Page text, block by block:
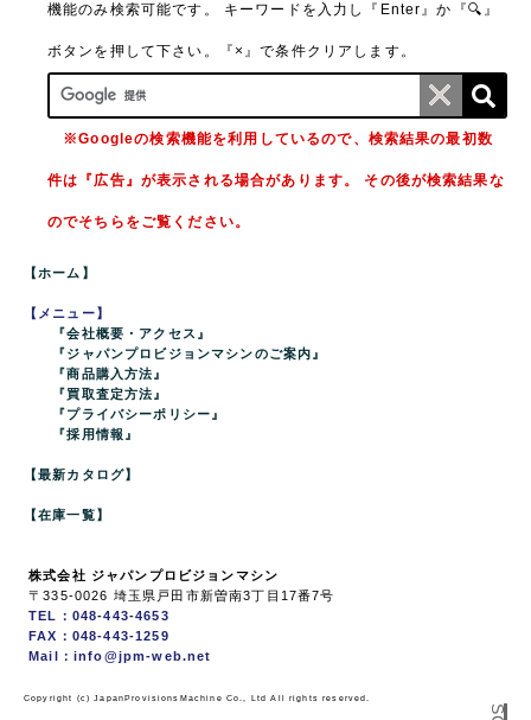
機能のみ検索可能です。 キーワードを入力し『Enter』か『🔍』
ボタンを押して下さい。『×』で条件クリアします。
※Googleの検索機能を利用しているので、検索結果の最初数
件は『広告』が表示される場合があります。 その後が検索結果な
のでそちらをご覧ください。
【ホーム】
【メニュー】
『会社概要・アクセス』
『ジャパンプロビジョンマシンのご案内』
『商品購入方法』
『買取査定方法』
『プライバシーポリシー』
『採用情報』
【最新カタログ】
【在庫一覧】
株式会社 ジャパンプロビジョンマシン
〒335-0026 埼玉県戸田市新曽南3丁目17番7号
TEL：048-443-4653
FAX：048-443-1259
Mail：info@jpm-web.net
Copyright (c) JapanProvisionsMachine Co., Ltd All rights reserved.